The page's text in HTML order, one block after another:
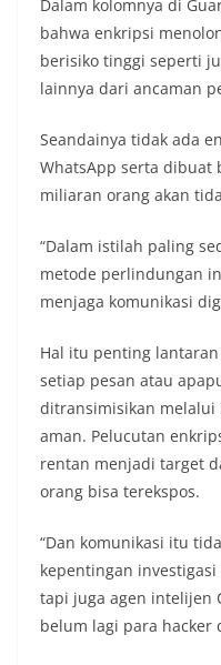
Dalam kolomnya di
bahwa enkripsi
berisiko tinggi seperti
lainnya dari ancaman
Seandainya tidak ada
WhatsApp serta dibuat
miliaran orang akan
“Dalam istilah paling
metode perlindungan
menjaga komunikasi
Hal itu penting
setiap pesan atau
ditransimisikan
aman. Pelucutan
rentan menjadi target
orang bisa terekspos.
“Dan komunikasi itu
kepentingan
tapi juga agen intelijen
belum lagi para hacker